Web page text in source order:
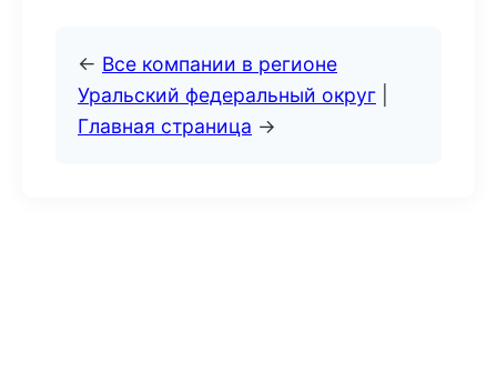
← Все компании в регионе
Уральский федеральный округ
Главная страница →